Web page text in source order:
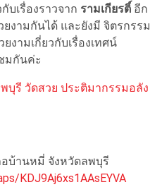
บเรื่องราวจาก รามเกียรติ์ อีก
งามกันได้ และยังมี จิตรกรรม
งามเกี่ยวกับเรื่องเทศน์
มกันค่ะ
บุรี วัดสวย ประติมากรรมอลัง
อบ้านหมี่ จังหวัดลพบุรี
KDJ9Aj6xs1AAsEYVA